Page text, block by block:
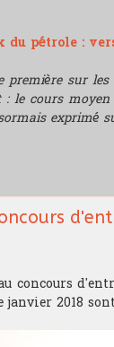
du pétrole :
première sur
le cours
exprimé
concours
2018